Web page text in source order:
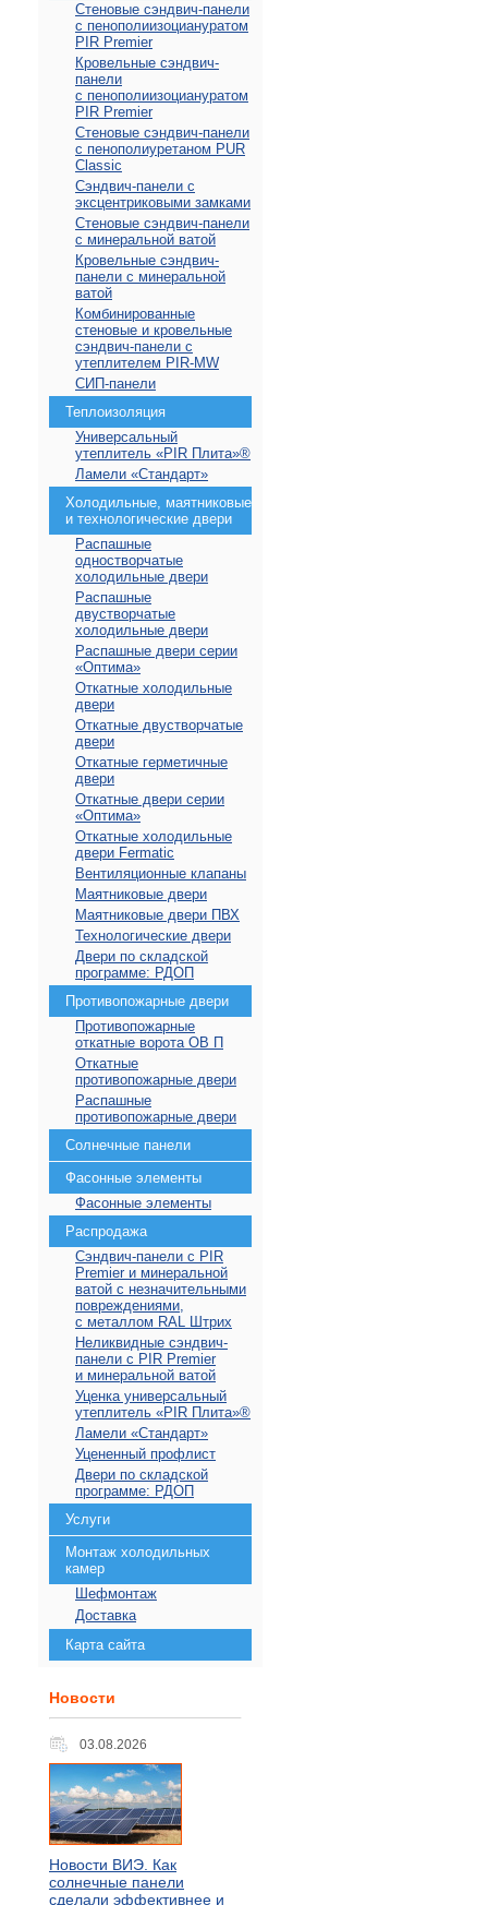
Стеновые сэндвич-панели
с пенополиизоциануратом
PIR Premier
Кровельные сэндвич-
панели
с пенополиизоциануратом
PIR Premier
Стеновые сэндвич-панели
с пенополиуретаном PUR
Classic
Сэндвич-панели с
эксцентриковыми замками
Стеновые сэндвич-панели
с минеральной ватой
Кровельные сэндвич-
панели с минеральной
ватой
Комбинированные
стеновые и кровельные
сэндвич-панели с
утеплителем PIR-MW
СИП-панели
Теплоизоляция
Универсальный
утеплитель «PIR Плита»®
Ламели «Стандарт»
Холодильные, маятниковые
и технологические двери
Распашные
одностворчатые
холодильные двери
Распашные
двустворчатые
холодильные двери
Распашные двери серии
«Оптима»
Откатные холодильные
двери
Откатные двустворчатые
двери
Откатные герметичные
двери
Откатные двери серии
«Оптима»
Откатные холодильные
двери Fermatic
Вентиляционные клапаны
Маятниковые двери
Маятниковые двери ПВХ
Технологические двери
Двери по складской
программе: РДОП
Противопожарные двери
Противопожарные
откатные ворота ОВ П
Откатные
противопожарные двери
Распашные
противопожарные двери
Солнечные панели
Фасонные элементы
Фасонные элементы
Распродажа
Сэндвич-панели с PIR
Premier и минеральной
ватой с незначительными
повреждениями,
с металлом RAL Штрих
Неликвидные сэндвич-
панели с PIR Premier
и минеральной ватой
Уценка универсальный
утеплитель «PIR Плита»⁠®
Ламели «Стандарт»
Уцененный профлист
Двери по складской
программе: РДОП
Услуги
Монтаж холодильных
камер
Шефмонтаж
Доставка
Карта сайта
Новости
03.08.2026
Новости ВИЭ. Как
солнечные панели
сделали эффективнее и